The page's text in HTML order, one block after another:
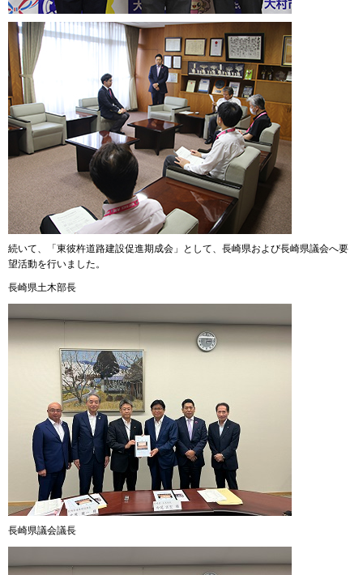
続いて、「東彼杵道路建設促進期成会」として、長崎県および長崎県議会へ要
望活動を行いました。
長崎県土木部長
長崎県議会議長